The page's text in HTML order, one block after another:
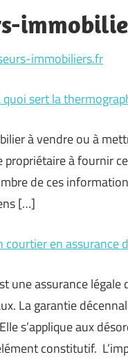
immobiliers.fr
sert la
à vendre ou à
propriétaire à fournir
de ces
[…]
courtier en assurance
une assurance
La garantie
s’applique aux
constitutif.